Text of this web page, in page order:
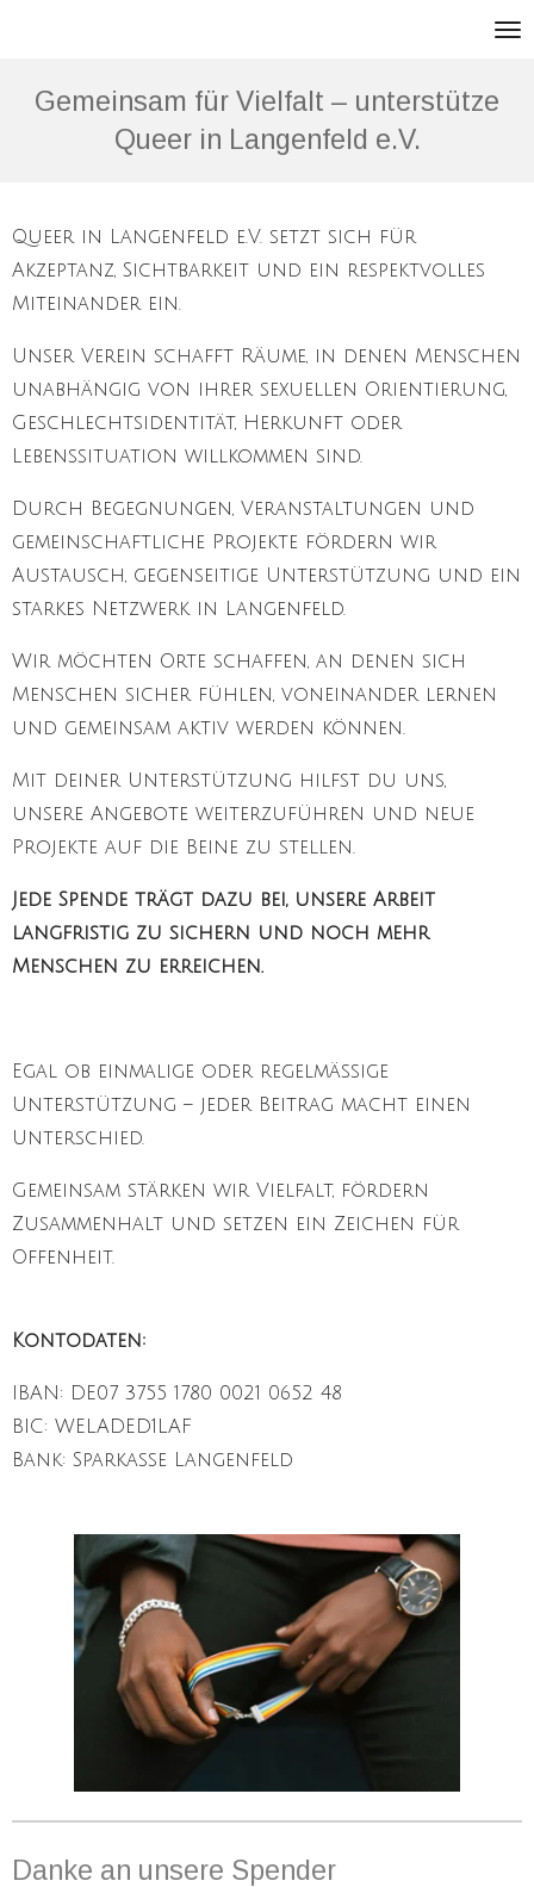
springen
Gemeinsam für Vielfalt – unterstütze
Queer in Langenfeld e.V.
Queer in Langenfeld e.V. setzt sich für
Akzeptanz, Sichtbarkeit und ein respektvolles
Miteinander ein.
Unser Verein schafft Räume, in denen Menschen
unabhängig von ihrer sexuellen Orientierung,
Geschlechtsidentität, Herkunft oder
Lebenssituation willkommen sind.
Durch Begegnungen, Veranstaltungen und
gemeinschaftliche Projekte fördern wir
Austausch, gegenseitige Unterstützung und ein
starkes Netzwerk in Langenfeld.
Wir möchten Orte schaffen, an denen sich
Menschen sicher fühlen, voneinander lernen
und gemeinsam aktiv werden können.
Mit deiner Unterstützung hilfst du uns,
unsere Angebote weiterzuführen und neue
Projekte auf die Beine zu stellen.
Jede Spende trägt dazu bei, unsere Arbeit
langfristig zu sichern und noch mehr
Menschen zu erreichen.
Egal ob einmalige oder regelmäßige
Unterstützung – jeder Beitrag macht einen
Unterschied.
Gemeinsam stärken wir Vielfalt, fördern
Zusammenhalt und setzen ein Zeichen für
Offenheit.
Kontodaten:
IBAN: DE07 3755 1780 0021 0652 48
BIC: WELADED1LAF
Bank: Sparkasse Langenfeld
Danke an unsere Spender